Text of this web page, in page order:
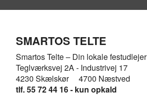
SMARTOS TELTE
Smartos Telte – Din lokale festudlejer
Teglværksvej 2A - Industrivej 17
4230 Skælskør 4700 Næstved
tlf. 55 72 44 16 - kun opkald